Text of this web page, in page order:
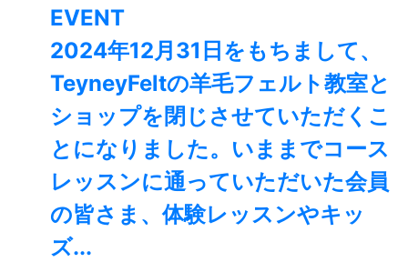
EVENT
2024年12月31日をもちまして、
TeyneyFeltの羊毛フェルト教室と
ショップを閉じさせていただくこ
とになりました。⁡いままでコース
レッスンに通っていただいた会員
の皆さま、体験レッスンやキッ
ズ...